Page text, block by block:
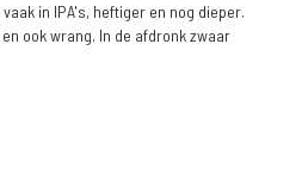
in IPA's, heftiger en nog dieper.
ook wrang. In de afdronk zwaar